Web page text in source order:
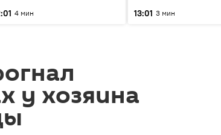
4 мин 13:01 3 мин
у хозяина